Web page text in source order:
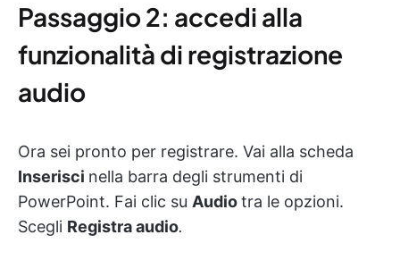
Passaggio 2: accedi alla
funzionalità di registrazione
audio
Ora sei pronto per registrare. Vai alla scheda
Inserisci nella barra degli strumenti di
PowerPoint. Fai clic su Audiotra le opzioni.
Scegli Registra audio.